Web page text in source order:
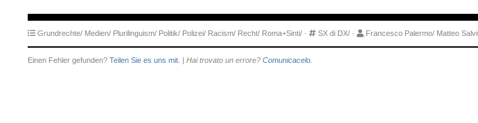
Grundrechte/ Medien/ Plurilinguism/ Politik/ Polizei/ Racism/ Recht/ Roma+Sinti/ · SX di DX/ · Francesco Palermo/ Matteo
Einen Fehler gefunden? Teilen Sie es uns mit. | Hai trovato un errore? Comunicacelo.